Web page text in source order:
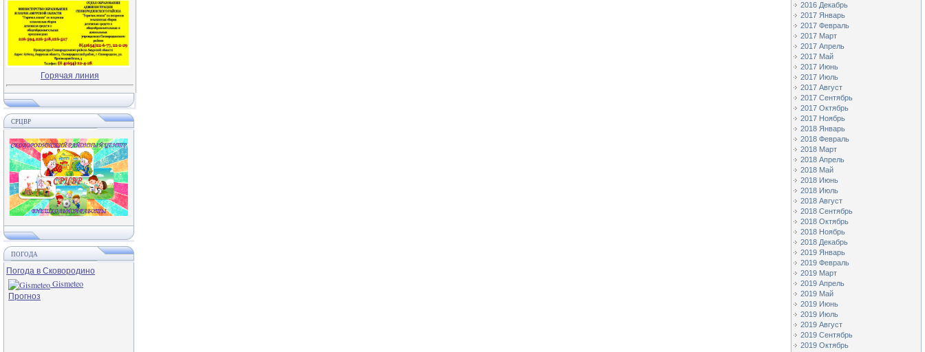
Горячая линия
СРЦВР
ПОГОДА
Погода в Сковородино
Gismeteo
Прогноз
2016 Декабрь
2017 Январь
2017 Февраль
2017 Март
2017 Апрель
2017 Май
2017 Июнь
2017 Июль
2017 Август
2017 Сентябрь
2017 Октябрь
2017 Ноябрь
2018 Январь
2018 Февраль
2018 Март
2018 Апрель
2018 Май
2018 Июнь
2018 Июль
2018 Август
2018 Сентябрь
2018 Октябрь
2018 Ноябрь
2018 Декабрь
2019 Январь
2019 Февраль
2019 Март
2019 Апрель
2019 Май
2019 Июнь
2019 Июль
2019 Август
2019 Сентябрь
2019 Октябрь